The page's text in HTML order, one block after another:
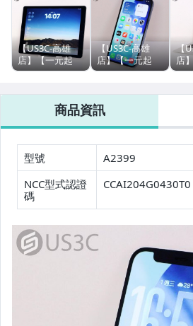
筆記型電腦 (MacBook Pro 13 &14吋)
筆記型電腦 (MacBook Air)
筆記型電腦 (ASUS)
筆記型電腦 (Acer)
筆記型電腦 (HP)
筆記型電腦 (Lenovo)
筆記型電腦 (Dell)
筆記型電腦 (Microsoft Surface系列)
運動&智慧手錶 (Apple Watch)
運動&智慧手錶 (其他品牌)
智慧手機 (iPhone & AirPods)
【US3C-高雄
店】【一元起
標】台灣公司貨
12.9吋 第二代
256G Wi-Fi版 太
空灰色 A10X
Fusion晶片
【US3C-高雄
店】【一元起
標】台灣公司貨
13 Pro 256G 天
峰藍 6.1吋 Face
ID MagSafe無線
充電 蘋果手機
【
店
標
吋
蘋
商品資訊
型號
A2399
NCC型式認證
碼
CCAI204G0430T0